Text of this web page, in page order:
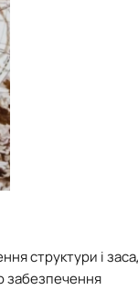
структури і
забезпечення